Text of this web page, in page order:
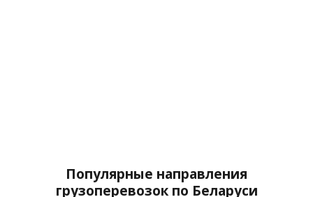
Популярные направления
грузоперевозок по Беларуси